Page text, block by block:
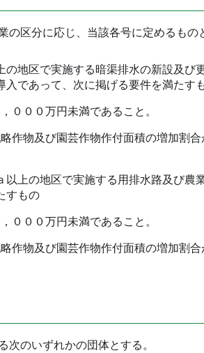
区分に応じ、当該各号に定めるもの
地区で実施する暗渠排水の新設及び
であって、次に掲げる要件を満たす
０００万円未満であること。
作物及び園芸作物作付面積の増加割合
上の地区で実施する用排水路及び農
すもの
０００万円未満であること。
作物及び園芸作物作付面積の増加割合
のいずれかの団体とする。